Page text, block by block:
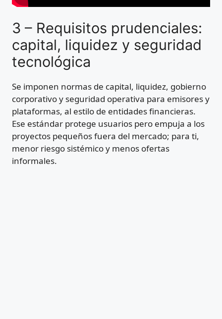
3 – Requisitos prudenciales:
capital, liquidez y seguridad
tecnológica
Se imponen normas de capital, liquidez, gobierno
corporativo y seguridad operativa para emisores y
plataformas, al estilo de entidades financieras.
Ese estándar protege usuarios pero empuja a los
proyectos pequeños fuera del mercado; para ti,
menor riesgo sistémico y menos ofertas
informales.